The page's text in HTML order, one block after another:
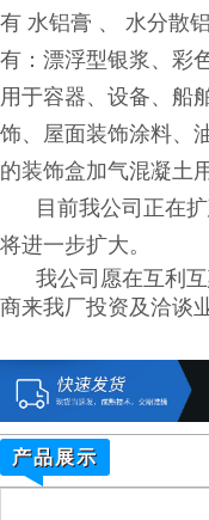
有 水铝膏 、 水分散
有：漂浮型银浆、彩
用于容器、设备、船
饰、屋面装饰涂料、
的装饰盒加气混凝土
目前我公司正在
将进一步扩大。
我公司愿在互利
商来我厂投资及洽谈
产品展示